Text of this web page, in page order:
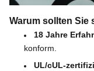
Warum sollten Sie
18 Jahre
konform.
UL/cUL-